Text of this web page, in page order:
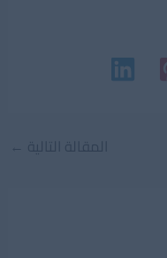
المقالة التالية ←